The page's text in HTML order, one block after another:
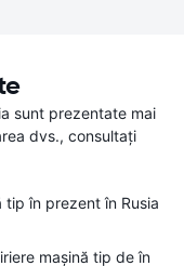
sunt prezentate mai
dvs., consultați
tip în prezent în Rusia
mașină tip de în